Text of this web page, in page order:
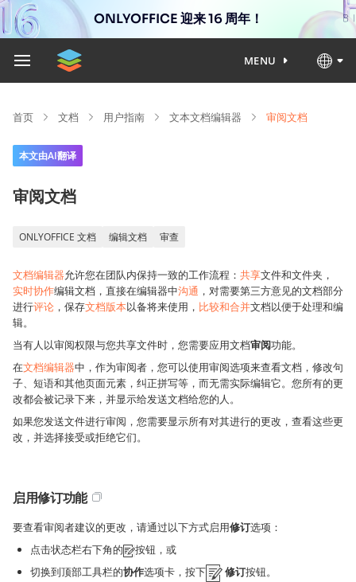
ONLYOFFICE 迎来 16 周年！
MENU
首页 文档 用户指南 文本文档编辑器 审阅文档
本文由AI翻译
审阅文档
ONLYOFFICE 文档 编辑文档 审查
文档编辑器允许您在团队内保持一致的工作流程： 共享文件和文件夹，
实时协作编辑文档，直接在编辑器中沟通 ，对需要第三方意见的文档部分
进行评论 ，保存文档版本以备将来使用， 比较和合并文档以便于处理和编
辑。
当有人以审阅权限与您共享文件时，您需要应用文档审阅功能。
在文档编辑器中，作为审阅者，您可以使用审阅选项来查看文档，修改句
子、短语和其他页面元素，纠正拼写等，而无需实际编辑它。您所有的更
改都会被记录下来，并显示给发送文档给您的人。
如果您发送文件进行审阅，您需要显示所有对其进行的更改，查看这些更
改，并选择接受或拒绝它们。
启用修订功能
要查看审阅者建议的更改，请通过以下方式启用修订选项：
点击状态栏右下角的
按钮，或
切换到顶部工具栏的协作选项卡，按下 修订按钮。